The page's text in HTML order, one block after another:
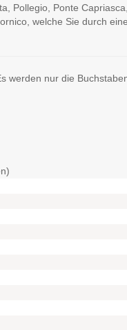
Pollegio, Ponte
welche Sie durch
werden nur die